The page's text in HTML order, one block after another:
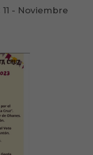
11 - Noviembre